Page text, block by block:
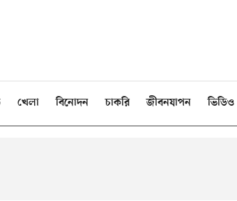
খেলা বিনোদন চাকরি জীবনযাপন ভিডিও